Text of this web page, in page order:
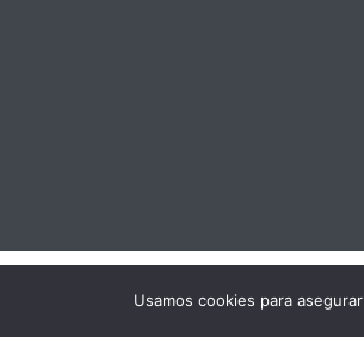
Usamos cookies para